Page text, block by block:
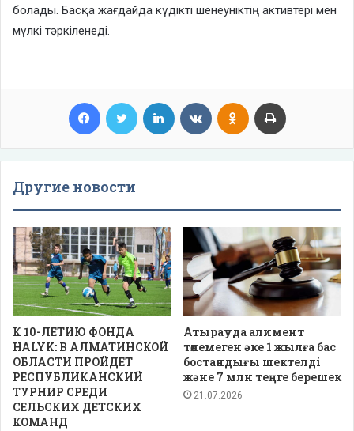
болады. Басқа жағдайда күдікті шенеуніктің активтері мен
мүлкі тәркіленеді.
Facebook Twitter LinkedIn VKontakteOdnoklassniki
Другие новости
К 10-ЛЕТИЮ ФОНДА
HALYK: В АЛМАТИНСКОЙ
ОБЛАСТИ ПРОЙДЕТ
РЕСПУБЛИКАНСКИЙ
ТУРНИР СРЕДИ
СЕЛЬСКИХ ДЕТСКИХ
КОМАНД
Атырауда алимент
төлемеген әке 1 жылға бас
бостандығы шектелді
және 7 млн теңге берешек
21.07.2026